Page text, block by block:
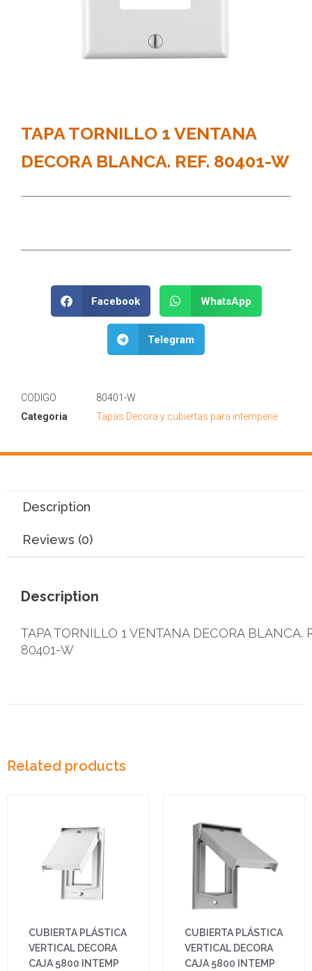
TAPA TORNILLO 1 VENTANA
DECORA BLANCA. REF. 80401-W
Facebook WhatsApp
Telegram
CODIGO
80401-W
Categoria
Tapas Decora y cubiertas para intemperie
Description
Reviews (0)
Description
TAPA TORNILLO 1 VENTANA DECORA BLANCA.
80401-W
Related products
CUBIERTA PLÁSTICA
VERTICAL DECORA
CAJA 5800 INTEMP
CUBIERTA PLÁSTICA
VERTICAL DECORA
CAJA 5800 INTEMP